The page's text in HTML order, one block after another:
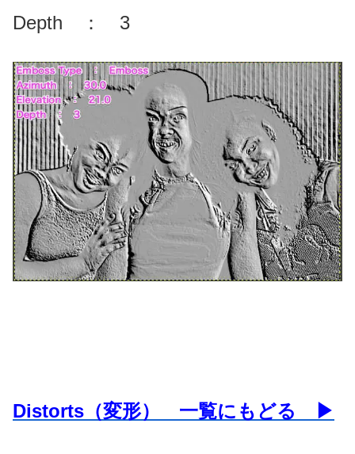
Depth ： 3
Distorts（変形） 一覧にもどる ▶